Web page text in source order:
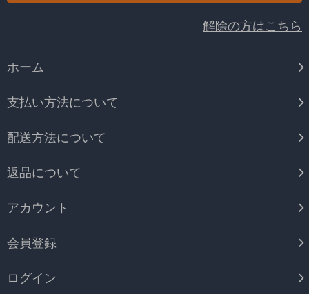
解除の方はこちら
ホーム
支払い方法について
配送方法について
返品について
アカウント
会員登録
ログイン